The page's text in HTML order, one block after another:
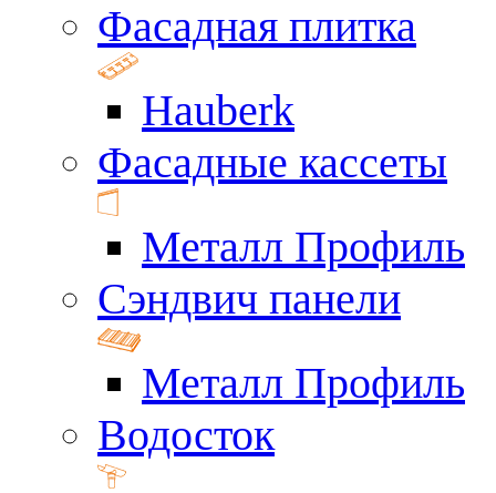
Фасадная плитка
Hauberk
Фасадные кассеты
Металл Профиль
Сэндвич панели
Металл Профиль
Водосток